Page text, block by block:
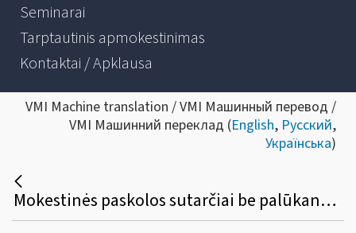
Seminarai
Tarptautinis apmokestinimas
Kontaktai / Apklausa
VMI Machine translation / VMI Машинный перевод /
VMI Машинний переклад (English, Русский,
Українська)
Mokestinės paskolos sutarčiai be palūkanų sudaryti įmonės turi dar savaitę laiko